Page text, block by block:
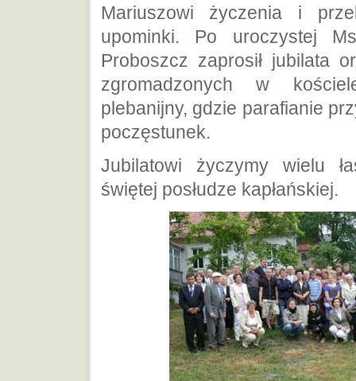
Mariuszowi życzenia i
upominki. Po uroczystej
Proboszcz zaprosił jubilata
zgromadzonych w
plebanijny, gdzie parafianie
poczęstunek.
Jubilatowi życzymy wielu
świętej posłudze kapłańskiej.